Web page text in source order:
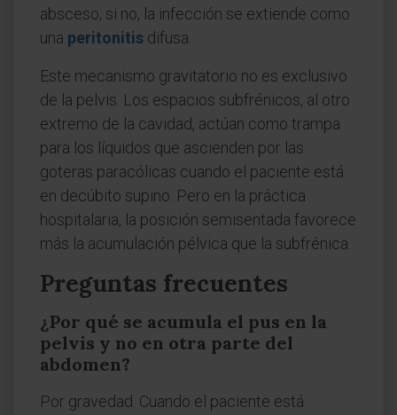
absceso; si no, la infección se extiende como
una peritonitis difusa.
Este mecanismo gravitatorio no es exclusivo
de la pelvis. Los espacios subfrénicos, al otro
extremo de la cavidad, actúan como trampa
para los líquidos que ascienden por las
goteras paracólicas cuando el paciente está
en decúbito supino. Pero en la práctica
hospitalaria, la posición semisentada favorece
más la acumulación pélvica que la subfrénica.
Preguntas frecuentes
¿Por qué se acumula el pus en la
pelvis y no en otra parte del
abdomen?
Por gravedad. Cuando el paciente está